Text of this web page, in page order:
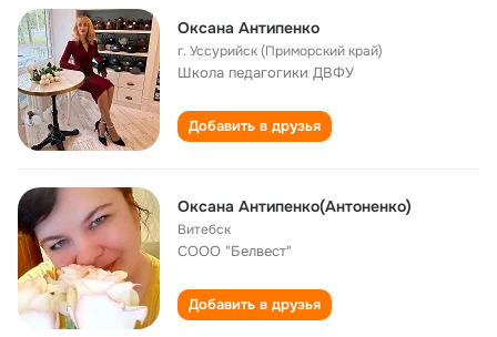
Оксана Антипенко
г. Уссурийск (Приморский край)
Школа педагогики ДВФУ
Добавить в друзья
Оксана Антипенко(Антоненко)
Витебск
СООО "Белвест"
Добавить в друзья